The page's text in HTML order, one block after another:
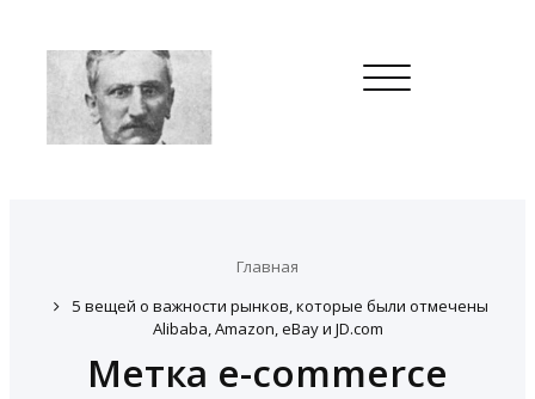
Toggle
navigation
Главная
5 вещей о важности рынков, которые были отмечены
Alibaba, Amazon, eBay и JD.com
Метка e-commerce